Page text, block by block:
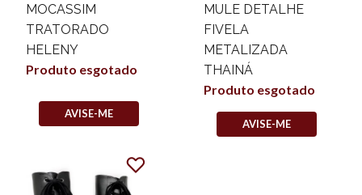
MOCASSIM
TRATORADO
HELENY
Produto esgotado
AVISE-ME
MULE DETALHE
FIVELA
METALIZADA
THAINÁ
Produto esgotado
AVISE-ME